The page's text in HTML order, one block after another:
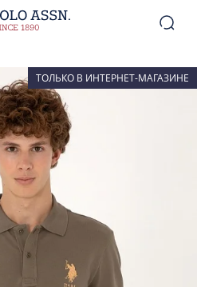
ТОЛЬКО В ИНТЕРНЕТ-МАГАЗИНЕ